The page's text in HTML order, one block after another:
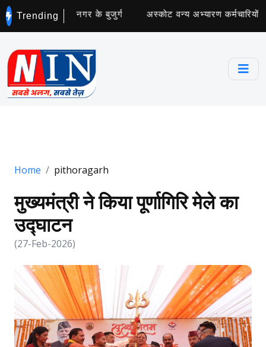
Trending
चलाएंगे नगर के बुजुर्ग अस्कोट वन्य अभ्यारण कर्मचारियों के
Home pithoragarh
मुख्यमंत्री ने किया पूर्णागिरि मेले का
उद्घाटन
(27-Feb-2026)